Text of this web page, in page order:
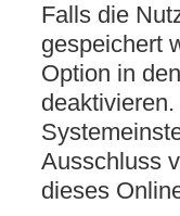
Falls die
gespeichert
Option in
Ausschluss
dieses